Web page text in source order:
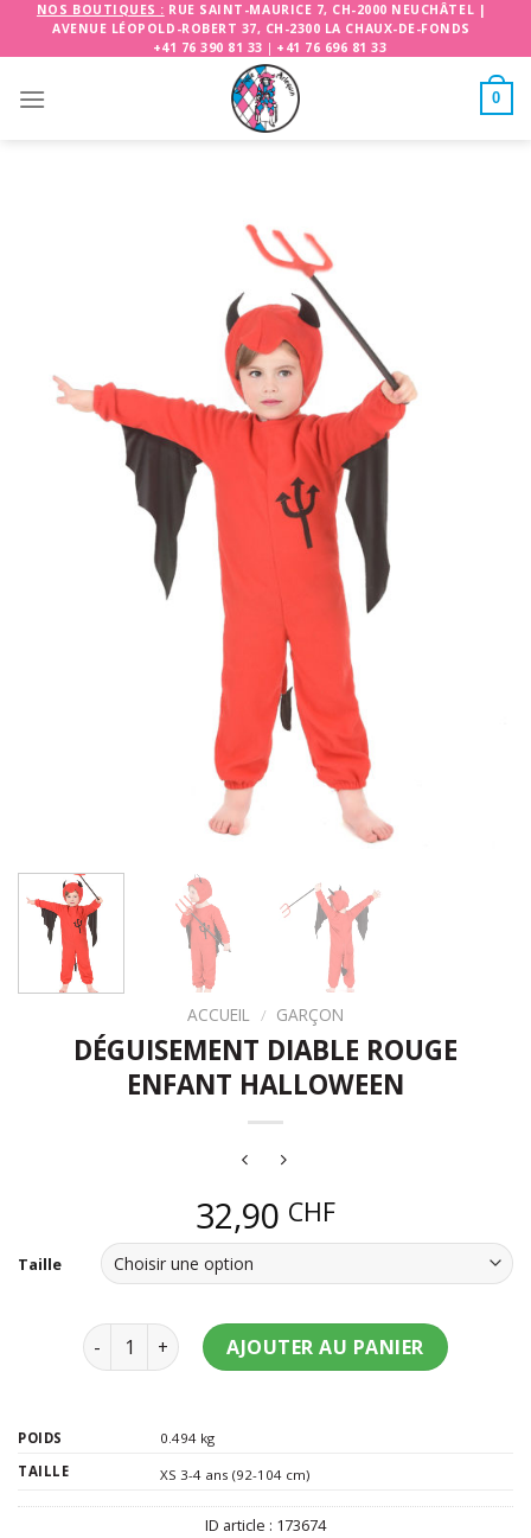
NOS BOUTIQUES : RUE SAINT-MAURICE 7, CH-2000 NEUCHÂTEL |
AVENUE LÉOPOLD-ROBERT 37, CH-2300 LA CHAUX-DE-FONDS
+41 76 390 81 33 | +41 76 696 81 33
0
ACCUEIL / GARÇON
DÉGUISEMENT DIABLE ROUGE
ENFANT HALLOWEEN
32,90 CHF
Taille
quantité de Déguisement diable rouge enfant
AJOUTER AU PANIER
POIDS
0.494 kg
TAILLE
XS 3-4 ans (92-104 cm)
ID article : 173674